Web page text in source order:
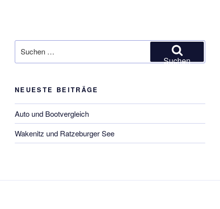
nach:
Suchen
NEUESTE BEITRÄGE
Auto und Bootvergleich
Wakenitz und Ratzeburger See